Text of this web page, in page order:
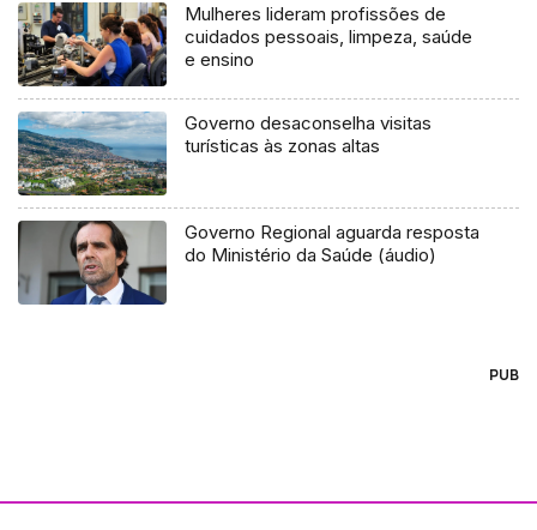
Mulheres lideram profissões de
cuidados pessoais, limpeza, saúde
e ensino
Governo desaconselha visitas
turísticas às zonas altas
Governo Regional aguarda resposta
do Ministério da Saúde (áudio)
PUB